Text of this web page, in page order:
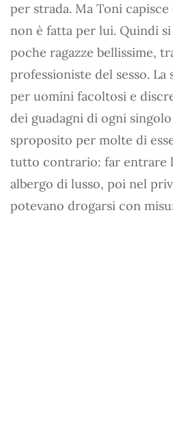
per strada. Ma Toni
non è fatta per lui. Quindi
poche ragazze bellissime,
professioniste del sesso. La
per uomini facoltosi e
dei guadagni di ogni
sproposito per molte di
tutto contrario: far entrare
albergo di lusso, poi nel
potevano drogarsi con